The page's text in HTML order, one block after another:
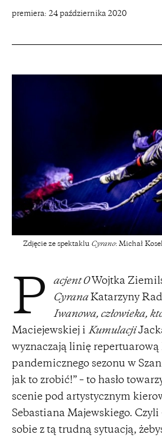
premiera: 24 października 2020
Zdjęcie ze spektaklu Cyrano: Michał
P acjent 0Wojtka
CyranaKatarzyny
Iwanowa, człowieka,
Maciejewskiej i Kumulacji
wyznaczają linię repertuarową
pandemicznego sezonu w
jak to zrobić!” – to hasło
scenie pod artystycznym
Sebastiana Majewskiego.
sobie z tą trudną sytuacją,